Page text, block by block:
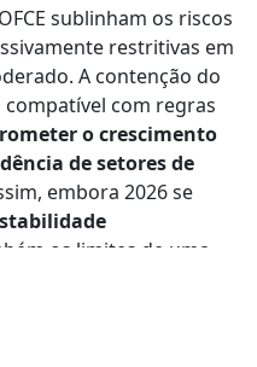
sublinham os riscos
restritivas em
A contenção do
com regras
o crescimento
de setores de
embora 2026 se
os limites de uma